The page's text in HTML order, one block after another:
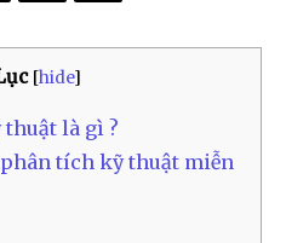
[hide]
là gì ?
tích kỹ thuật miễn